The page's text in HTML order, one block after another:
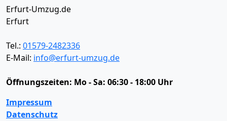
Erfurt-Umzug.de
Erfurt
Tel.: 01579-2482336
E-Mail: info@erfurt-umzug.de
Öffnungszeiten: Mo - Sa: 06:30 - 18:00 Uhr
Impressum
Datenschutz